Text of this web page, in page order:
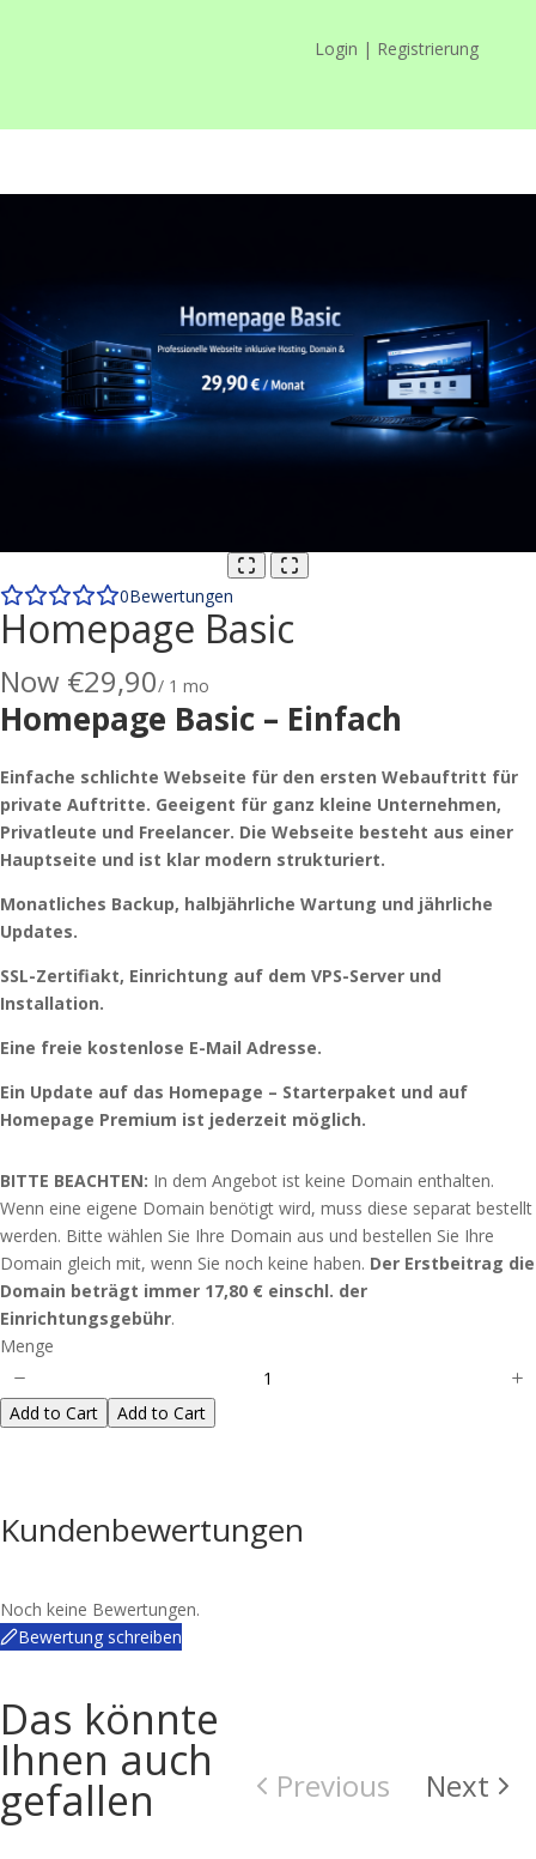
Login | Registrierung
0Bewertungen
Homepage Basic
Now €29,90/ 1 mo
Homepage Basic – Einfach
Einfache schlichte Webseite für den ersten Webauftritt für
private Auftritte. Geeigent für ganz kleine Unternehmen,
Privatleute und Freelancer. Die Webseite besteht aus einer
Hauptseite und ist klar modern strukturiert.
Monatliches Backup, halbjährliche Wartung und jährliche
Updates.
SSL-Zertifiakt, Einrichtung auf dem VPS-Server und
Installation.
Eine freie kostenlose E-Mail Adresse.
Ein Update auf das Homepage – Starterpaket und auf
Homepage Premium ist jederzeit möglich.
BITTE BEACHTEN: In dem Angebot ist keine Domain enthalten.
Wenn eine eigene Domain benötigt wird, muss diese separat bestellt
werden. Bitte wählen Sie Ihre Domain aus und bestellen Sie Ihre
Domain gleich mit, wenn Sie noch keine haben. Der Erstbeitrag die
Domain beträgt immer 17,80 € einschl. der
Einrichtungsgebühr.
Menge
Add to Cart Add to Cart
Kundenbewertungen
Noch keine Bewertungen.
Bewertung schreiben
Das könnte
Ihnen auch
gefallen Previous Next